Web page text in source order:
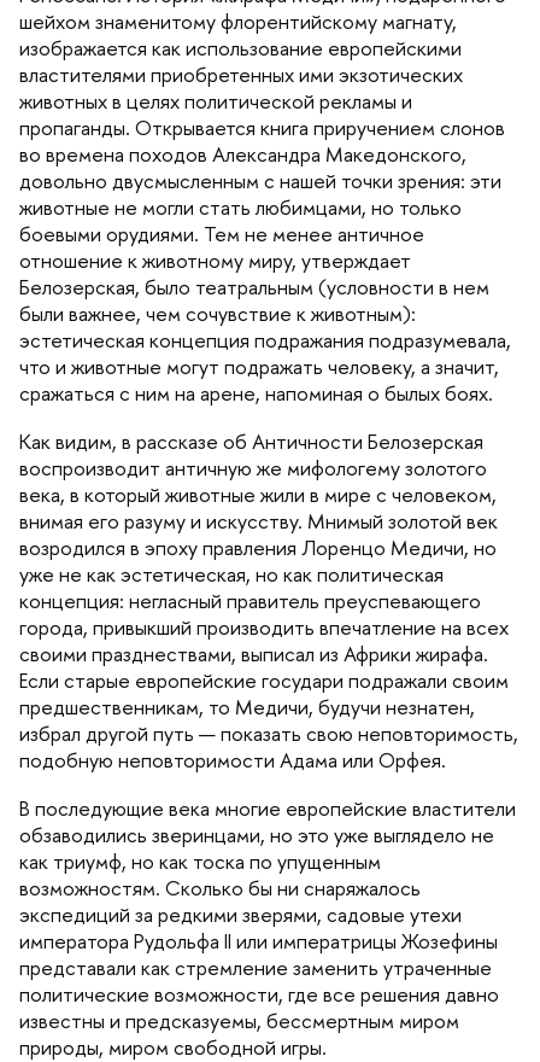
шейхом знаменитому флорентийскому магнату,
изображается как использование европейскими
ластителями приобретенных ими экзотических
животных в целях политической рекламы и
пропаганды. Открывается книга приручением слоно
о времена походов Александра Македонского,
довольно двусмысленным с нашей точки зрения: эти
животные не могли стать любимцами, но только
оевыми орудиями. Тем не менее античное
отношение к животному миру, утверждает
Белозерская, было театральным (условности в нем
ыли важнее, чем сочувствие к животным):
эстетическая концепция подражания подразумевала,
что и животные могут подражать человеку, а значит,
сражаться с ним на арене, напоминая о былых боях.
Как видим, в рассказе об Античности Белозерская
оспроизводит античную же мифологему золотого
ека, в который животные жили в мире с человеком,
нимая его разуму и искусству. Мнимый золотой век
озродился в эпоху правления Лоренцо Медичи, но
уже не как эстетическая, но как политическая
концепция: негласный правитель преуспевающего
орода, привыкший производить впечатление на всех
своими празднествами, выписал из Африки жирафа.
Если старые европейские государи подражали своим
предшественникам, то Медичи, будучи незнатен,
избрал другой путь — показать свою неповторимость,
подобную неповторимости Адама или Орфея.
последующие века многие европейские властители
обзаводились зверинцами, но это уже выглядело не
как триумф, но как тоска по упущенным
озможностям. Сколько бы ни снаряжалось
экспедиций за редкими зверями, садовые утехи
императора Рудольфа II или императрицы Жозефины
представали как стремление заменить утраченные
политические возможности, где все решения давно
известны и предсказуемы, бессмертным миром
природы, миром свободной игры.